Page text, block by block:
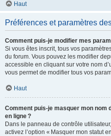
Haut
Préférences et paramètres
Comment puis-je modifier mes
Si vous êtes inscrit, tous vos
du forum. Vous pouvez les modifier
accessible en cliquant sur votre nom
vous permet de modifier tous vos
Haut
Comment puis-je masquer mon nom
en ligne ?
Dans le panneau de contrôle
activez l’option « Masquer mon statut